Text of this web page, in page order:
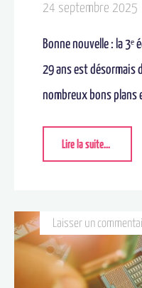
24 septembre 2025
Bonne nouvelle : la 3ᵉ
29 ans est désormais
nombreux bons
Lire la suite...
Laisser un